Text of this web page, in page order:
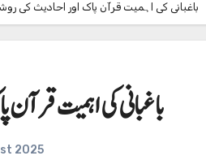
باغبانی کی اہمیت قرآن پاک اور احادیث کی
باغبانی کی اہمیت
2025